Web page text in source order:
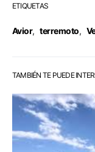
ETIQUETAS
Avior, terremoto,
TAMBIÉN TE PUEDE